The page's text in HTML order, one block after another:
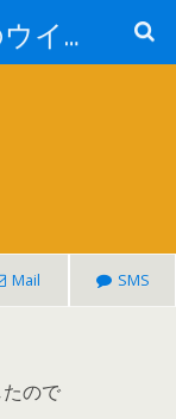
愛知県南知多│篠島のウイングはジギング&エギングガイドの釣り船（ルアー船）です
Mail SMS
ので